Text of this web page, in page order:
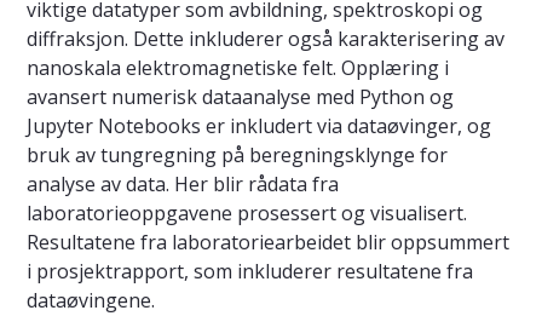
viktige datatyper som avbildning, spektroskopi og
diffraksjon. Dette inkluderer også karakterisering av
nanoskala elektromagnetiske felt. Opplæring i
avansert numerisk dataanalyse med Python og
Jupyter Notebooks er inkludert via dataøvinger, og
bruk av tungregning på beregningsklynge for
analyse av data. Her blir rådata fra
laboratorieoppgavene prosessert og visualisert.
Resultatene fra laboratoriearbeidet blir oppsummert
i prosjektrapport, som inkluderer resultatene fra
dataøvingene.